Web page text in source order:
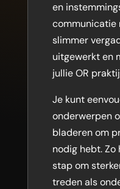
en
communicatie
slimmer
uitgewerkt en
jullie OR
Je kunt
onderwerpen
bladeren om
nodig hebt.
stap om
treden als